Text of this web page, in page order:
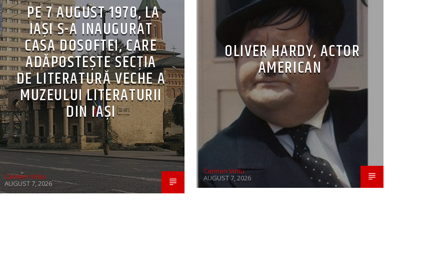
PE 7 AUGUST 1970, LA
IAŞI S-A INAUGURAT
CASA DOSOFTEI, CARE
ADĂPOSTEŞTE SECŢIA
DE LITERATURĂ VECHE A
MUZEULUI LITERATURII
DIN IAŞI
Carmen Vintu
AUGUST 7, 2026
OLIVER HARDY, ACTOR
AMERICAN
Carmen Vintu
AUGUST 7, 2026